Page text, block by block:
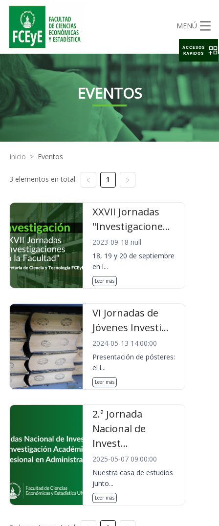
MENÚ
EVENTOS
Inicio > Eventos
3 elementos en total: 1
XXVII Jornadas
"Investigacione...
2023-09-18 null
18, 19 y 20 de septiembre
en l...
Leer más
VI Jornadas de
Jóvenes Investi...
2024-05-13 14:00:00
Presentación de pósteres:
el l...
Leer más
2.ª Jornada
Nacional de
Invest...
2025-05-07 09:00:00
Nuestra casa de estudios
junto...
Leer más
ACCESOS
RAPIDOS